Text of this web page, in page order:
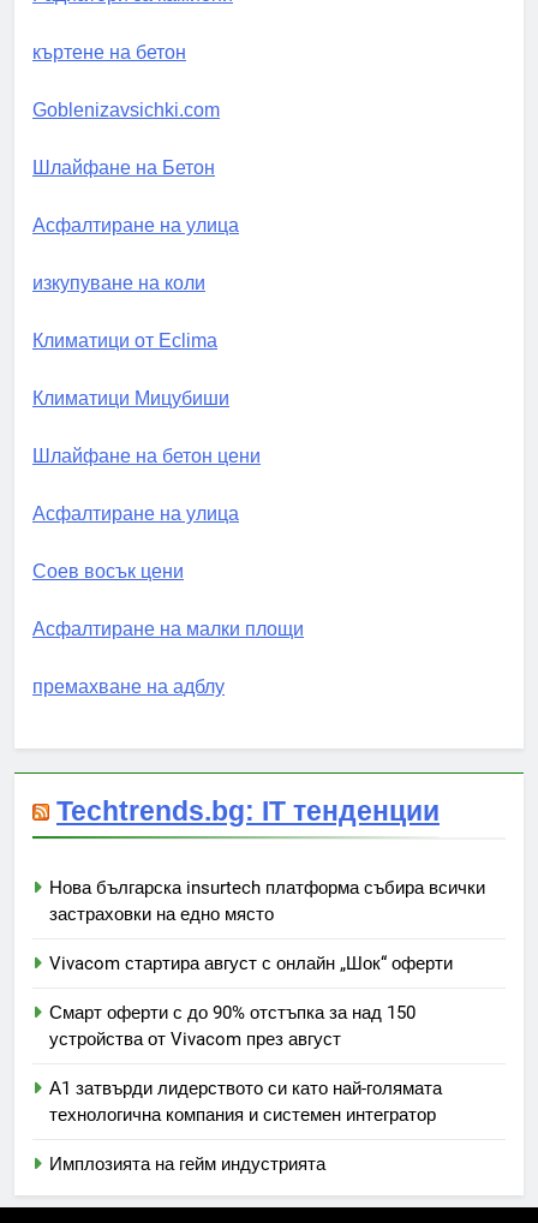
къртене на бетон
Goblenizavsichki.com
Шлайфане на Бетон
Асфалтиране на улица
изкупуване на коли
Климатици от Eclima
Климатици Мицубиши
Шлайфане на бетон цени
Асфалтиране на улица
Соев восък цени
Асфалтиране на малки площи
премахване на адблу
Techtrends.bg: IT тенденции
Нова българска insurtech платформа събира всички
застраховки на едно място
Vivacom стартира август с онлайн „Шок“ оферти
Смарт оферти с до 90% отстъпка за над 150
устройства от Vivacom през август
А1 затвърди лидерството си като най-голямата
технологична компания и системен интегратор
Имплозията на гейм индустрията